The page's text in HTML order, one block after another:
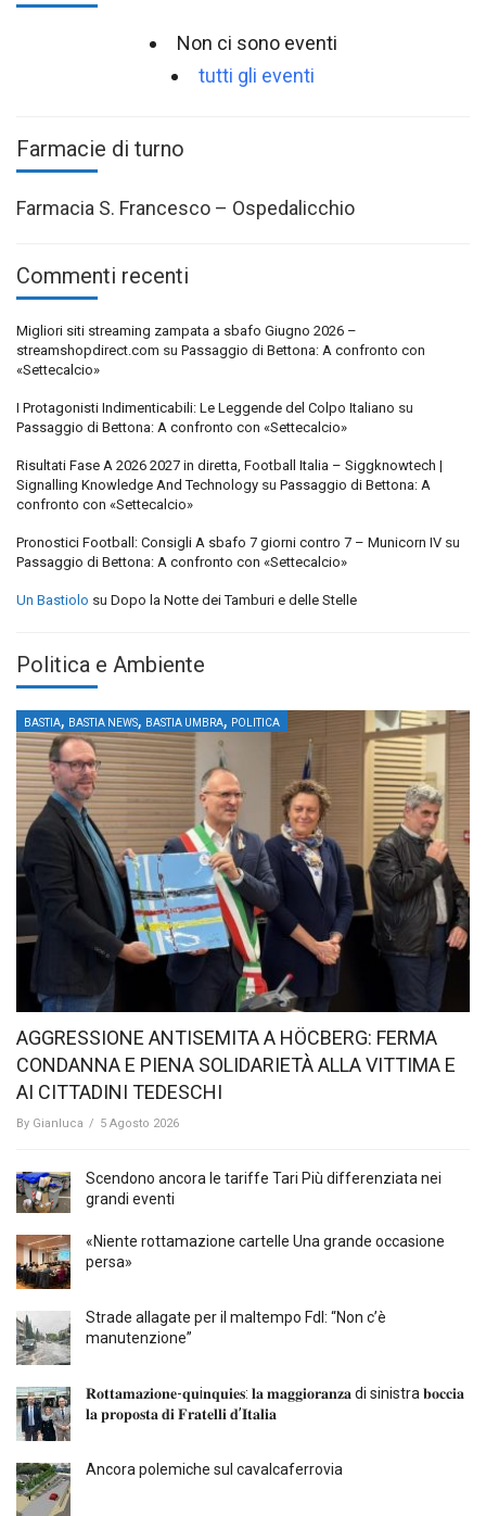
Non ci sono eventi
tutti gli eventi
Farmacie di turno
Farmacia S. Francesco – Ospedalicchio
Commenti recenti
Migliori siti streaming zampata a sbafo Giugno 2026 –
streamshopdirect.com su Passaggio di Bettona: A confronto con
«Settecalcio»
I Protagonisti Indimenticabili: Le Leggende del Colpo Italiano su
Passaggio di Bettona: A confronto con «Settecalcio»
Risultati Fase A 2026 2027 in diretta, Football Italia – Siggknowtech |
Signalling Knowledge And Technology su Passaggio di Bettona: A
confronto con «Settecalcio»
Pronostici Football: Consigli A sbafo 7 giorni contro 7 – Municorn IV su
Passaggio di Bettona: A confronto con «Settecalcio»
Un Bastiolo su Dopo la Notte dei Tamburi e delle Stelle
Politica e Ambiente
BASTIA, BASTIA NEWS, BASTIA UMBRA, POLITICA
AGGRESSIONE ANTISEMITA A HÖCBERG: FERMA
CONDANNA E PIENA SOLIDARIETÀ ALLA VITTIMA E
AI CITTADINI TEDESCHI
By Gianluca / 5 Agosto 2026
Scendono ancora le tariffe Tari Più differenziata nei
grandi eventi
«Niente rottamazione cartelle Una grande occasione
persa»
Strade allagate per il maltempo FdI: “Non c’è
manutenzione”
𝐑𝐨𝐭𝐭𝐚𝐦𝐚𝐳𝐢𝐨𝐧𝐞-𝐪𝐮i𝐧𝐪𝐮𝐢𝐞𝐬: 𝐥𝐚 𝐦𝐚𝐠𝐠𝐢𝐨𝐫𝐚𝐧𝐳𝐚 di sinistra 𝐛𝐨𝐜𝐜𝐢𝐚
𝐥𝐚 𝐩𝐫𝐨𝐩𝐨𝐬𝐭𝐚 𝐝𝐢 𝐅𝐫𝐚𝐭𝐞𝐥𝐥𝐢 𝐝’𝐈𝐭𝐚𝐥𝐢𝐚
Ancora polemiche sul cavalcaferrovia